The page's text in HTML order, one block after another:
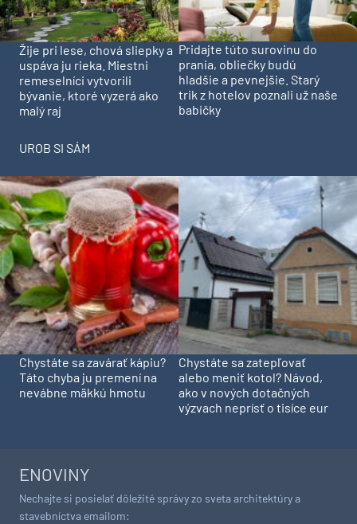
Žije pri lese, chová sliepky a
uspáva ju rieka. Miestni
remeselníci vytvorili
bývanie, ktoré vyzerá ako
malý raj
Pridajte túto surovinu do
prania, obliečky budú
hladšie a pevnejšie. Starý
trik z hotelov poznali už naše
babičky
UROB SI SÁM
Chystáte sa zavárať kápiu?
Táto chyba ju premení na
nevábne mäkkú hmotu
Chystáte sa zatepľovať
alebo meniť kotol? Návod,
ako v nových dotačných
výzvach neprísť o tisíce eur
ENOVINY
Nechajte si posielať dôležité správy zo sveta architektúry a
stavebníctva emailom: